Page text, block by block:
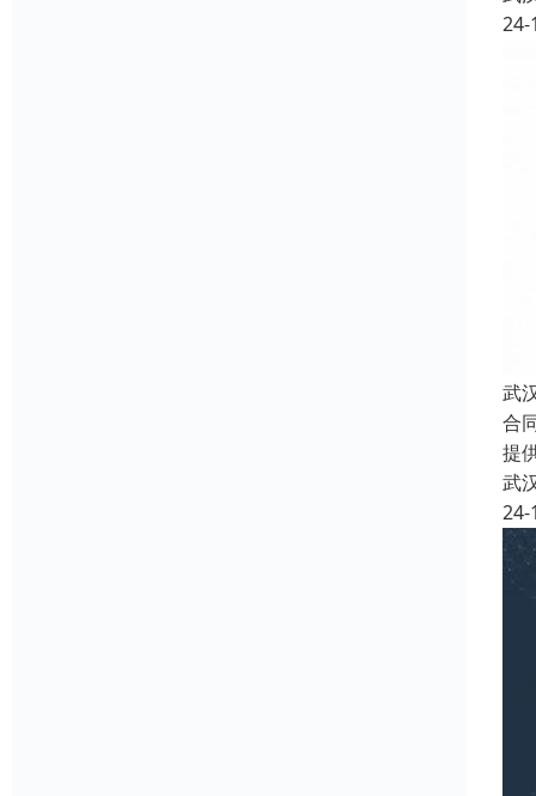
24-
武
合
提
武
24-